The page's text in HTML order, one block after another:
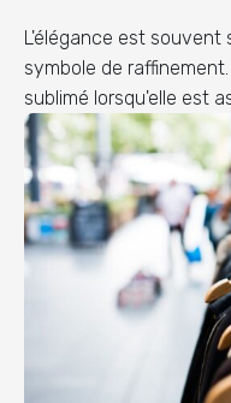
L'élégance est souvent
symbole de
sublimé lorsqu'elle est